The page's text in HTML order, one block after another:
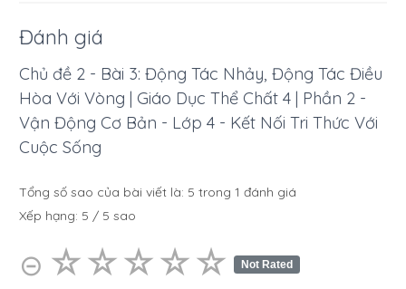
Đánh giá
Chủ đề 2 - Bài 3: Động Tác Nhảy, Động Tác Điều
Hòa Với Vòng | Giáo Dục Thể Chất 4 | Phần 2 -
Vận Động Cơ Bản - Lớp 4 - Kết Nối Tri Thức Với
Cuộc Sống
Tổng số sao của bài viết là: 5 trong 1 đánh giá
Xếp hạng: 5 / 5 sao
⊝ ☆☆☆☆☆
★★★★★ Not Rated